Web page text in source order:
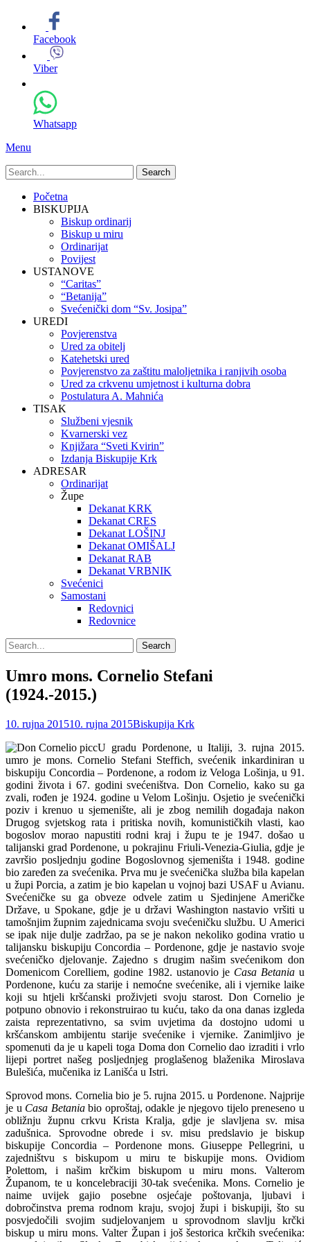
Facebook
Viber
Whatsapp
Menu
Search
for:
Primary
Menu
Skip
Početna
BISKUPIJA
Biskup ordinarij
Biskup u miru
Ordinarijat
Povijest
USTANOVE
“Caritas”
“Betanija”
Svećenički dom “Sv. Josipa”
UREDI
Povjerenstva
Ured za obitelj
Katehetski ured
Povjerenstvo za zaštitu maloljetnika i ranjivih osoba
Ured za crkvenu umjetnost i kulturna dobra
Postulatura A. Mahnića
TISAK
Službeni vjesnik
Kvarnerski vez
Knjižara “Sveti Kvirin”
Izdanja Biskupije Krk
ADRESAR
Ordinarijat
Župe
Dekanat KRK
Dekanat CRES
Dekanat LOŠINJ
Dekanat OMIŠALJ
Dekanat RAB
Dekanat VRBNIK
Svećenici
Samostani
Redovnici
Redovnice
Search
Search
for:
Umro mons. Cornelio Stefani
(1924.-2015.)
Posted
10. rujna 201510. rujna 2015Author
Biskupija Krk
U gradu Pordenone, u Italiji, 3. rujna 2015.
umro je mons. Cornelio Stefani Steffich, svećenik inkardiniran u
biskupiju Concordia – Pordenone, a rodom iz Veloga Lošinja, u 91.
godini života i 67. godini svećeništva.Don Cornelio, kako su ga
zvali, rođen je 1924. godine u Velom Lošinju. Osjetio je svećenički
poziv i krenuo u sjemenište, ali je zbog nemilih događaja nakon
Drugog svjetskog rata i pritiska novih, komunističkih vlasti, kao
bogoslov morao napustiti rodni kraj i župu te je 1947. došao u
talijanski grad Pordenone, u pokrajinu Friuli-Venezia-Giulia, gdje je
završio posljednju godine Bogoslovnog sjemeništa i 1948. godine
bio zaređen za svećenika. Prva mu je svećenička služba bila kapelan
u župi Porcia, a zatim je bio kapelan u vojnoj bazi USAF u Avianu.
Svećeničke su ga obveze odvele zatim u Sjedinjene Američke
Države, u Spokane, gdje je u državi Washington nastavio vršiti u
tamošnjim župnim zajednicama svoju svećeničku službu. U Americi
se ipak nije dulje zadržao, pa se je nakon nekoliko godina vratio u
talijansku biskupiju Concordia – Pordenone, gdje je nastavio svoje
svećeničko djelovanje. Zajedno s drugim našim svećenikom don
Domenicom Corelliem, godine 1982. ustanovio je Casa Betania u
Pordenone, kuću za starije i nemoćne svećenike, ali i vjernike laike
koji su htjeli kršćanski proživjeti svoju starost. Don Cornelio je
potpuno obnovio i rekonstruirao tu kuću, tako da ona danas izgleda
zaista reprezentativno, sa svim uvjetima da dostojno udomi u
kršćanskom ambijentu starije svećenike i vjernike. Zanimljivo je
spomenuti da je u kapeli toga Doma don Cornelio dao izraditi i vrlo
lijepi portret našeg posljednjeg proglašenog blaženika Miroslava
Bulešića, mučenika iz Lanišća u Istri.
Sprovod mons. Cornelia bio je 5. rujna 2015. u Pordenone. Najprije
je u Casa Betaniabio oproštaj, odakle je njegovo tijelo preneseno u
obližnju župnu crkvu Krista Kralja, gdje je slavljena sv. misa
zadušnica. Sprovodne obrede i sv. misu predslavio je biskup
biskupije Concordia – Pordenone mons. Giuseppe Pellegrini, u
zajedništvu s biskupom u miru te biskupije mons. Ovidiom
Polettom, i našim krčkim biskupom u miru mons. Valterom
Županom, te u koncelebraciji 30-tak svećenika. Mons. Cornelio je
naime uvijek gajio posebne osjećaje poštovanja, ljubavi i
dobročinstva prema rodnom kraju, svojoj župi i biskupiji, što su
posvjedočili svojim sudjelovanjem u sprovodnom slavlju krčki
biskup u miru mons. Valter Župan i još šestorica krčkih svećenika: